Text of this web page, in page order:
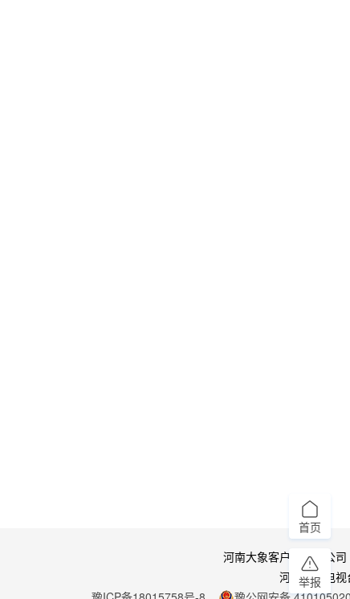
河南大象客户端有限公
河南广播电
首页
举报